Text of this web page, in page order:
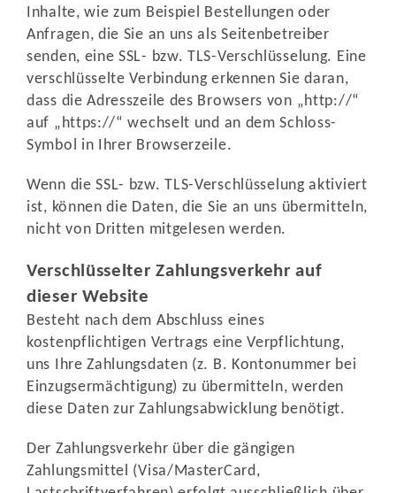
Inhalte, wie zum Beispiel Bestellungen oder
Anfragen, die Sie an uns als Seitenbetreiber
senden, eine SSL- bzw. TLS-Verschlüsselung. Eine
verschlüsselte Verbindung erkennen Sie daran,
dass die Adresszeile des Browsers von „http://“
auf „https://“ wechselt und an dem Schloss-
Symbol in Ihrer Browserzeile.
Wenn die SSL- bzw. TLS-Verschlüsselung aktiviert
ist, können die Daten, die Sie an uns übermitteln,
nicht von Dritten mitgelesen werden.
Verschlüsselter Zahlungsverkehr auf
dieser Website
Besteht nach dem Abschluss eines
kostenpflichtigen Vertrags eine Verpflichtung,
uns Ihre Zahlungsdaten (z. B. Kontonummer bei
Einzugsermächtigung) zu übermitteln, werden
diese Daten zur Zahlungsabwicklung benötigt.
Der Zahlungsverkehr über die gängigen
Zahlungsmittel (Visa/MasterCard,